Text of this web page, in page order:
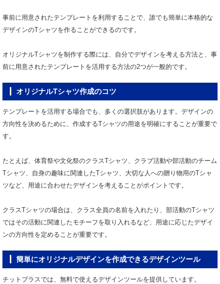
事前に用意されたテンプレートを利用することで、誰でも簡単に本格的な
デザインのTシャツを作ることができるのです。
オリジナルTシャツを制作する際には、自分でデザインを考える方法と、事
前に用意されたテンプレートを活用する方法の2つが一般的です。
オリジナルTシャツ作成のコツ
テンプレートを活用する場合でも、多くの選択肢があります。デザインの
方向性を決めるために、作成するTシャツの用途を明確にすることが重要で
す。
たとえば、体育祭や文化祭のクラスTシャツ、クラブ活動や部活動のチーム
Tシャツ、自身の趣味に関連したTシャツ、大切な人への贈り物用のTシャ
ツなど、用途に合わせたデザインを考えることがポイントです。
クラスTシャツの場合は、クラス全員の名前を入れたり、部活動のTシャツ
ではその活動に関連したモチーフを取り入れるなど、用途に応じたデザイ
ンの方向性を定めることが重要です。
簡単にオリジナルデザインを作成できるデザインツール
チットプラスでは、無料で使えるデザインツールを提供しています。